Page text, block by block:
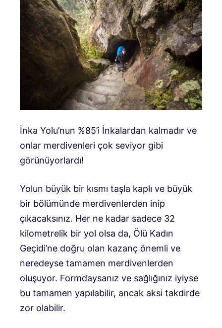
İnka Yolu’nun %85’i İnkalardan kalmadır ve
onlar merdivenleri çok seviyor gibi
görünüyorlardı!
Yolun büyük bir kısmı taşla kaplı ve büyük
bir bölümünde merdivenlerden inip
çıkacaksınız. Her ne kadar sadece 32
kilometrelik bir yol olsa da, Ölü Kadın
Geçidi’ne doğru olan kazanç önemli ve
neredeyse tamamen merdivenlerden
oluşuyor. Formdaysanız ve sağlığınız iyiyse
bu tamamen yapılabilir, ancak aksi takdirde
zor olabilir.